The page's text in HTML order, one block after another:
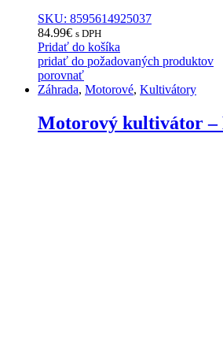
SKU: 8595614925037
84.99€ s DPH
Pridať do košíka
pridať do požadovaných produktov
porovnať
Záhrada, Motorové, Kultivátory
Motorový kultivátor –